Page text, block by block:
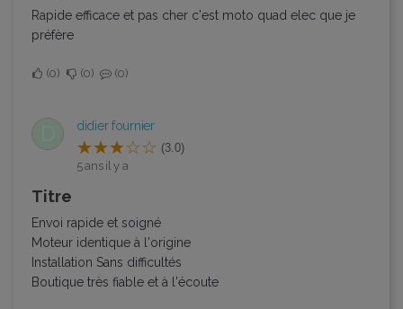
Rapide efficace et pas cher c'est moto quad elec que je
préfère
0 0 0
didier fournier
(3.0)
5 ans il y a
Titre
Envoi rapide et soigné
Moteur identique à l'origine
Installation Sans difficultés
Boutique très fiable et à l'écoute